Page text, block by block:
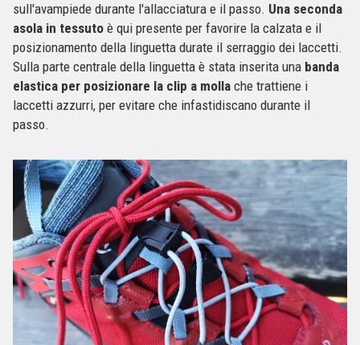
sull'avampiede durante l'allacciatura e il passo. Una seconda
asola in tessuto è qui presente per favorire la calzata e il
posizionamento della linguetta durate il serraggio dei laccetti.
Sulla parte centrale della linguetta è stata inserita una banda
elastica per posizionare la clip a molla che trattiene i
laccetti azzurri, per evitare che infastidiscano durante il
passo.